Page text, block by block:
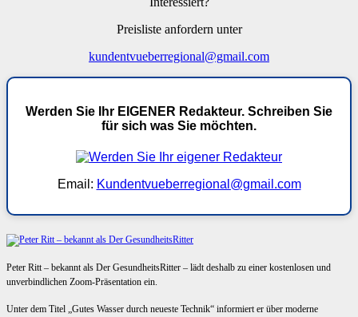
Preisliste anfordern unter
kundentvueberregional@gmail.com
Werden Sie Ihr EIGENER Redakteur. Schreiben Sie
für sich was Sie möchten.
Email: Kundentvueberregional@gmail.com
Peter Ritt – bekannt als Der GesundheitsRitter – lädt deshalb zu einer kostenlosen und
unverbindlichen Zoom-Präsentation ein.
Unter dem Titel „Gutes Wasser durch neueste Technik“ informiert er über moderne